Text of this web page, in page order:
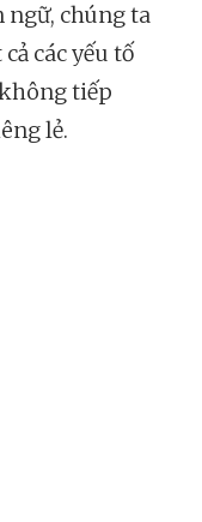
ngữ, chúng ta
các yếu tố
tiếp
lẻ.